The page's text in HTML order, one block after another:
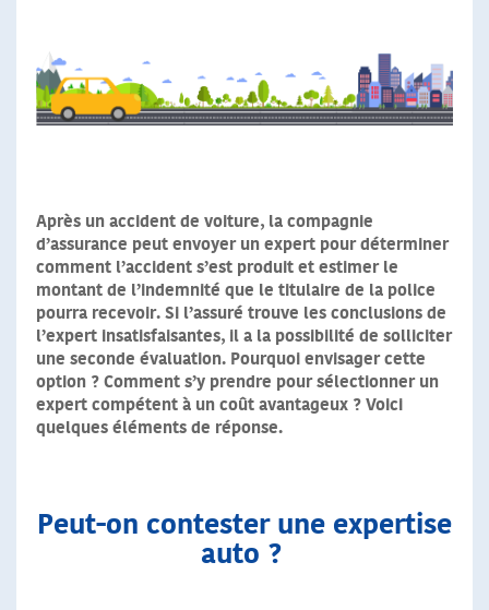
Après un accident de voiture, la compagnie
d’assurance peut envoyer un expert pour déterminer
comment l’accident s’est produit et estimer le
montant de l’indemnité que le titulaire de la police
pourra recevoir. Si l’assuré trouve les conclusions de
l’expert insatisfaisantes, il a la possibilité de solliciter
une seconde évaluation. Pourquoi envisager cette
option ? Comment s’y prendre pour sélectionner un
expert compétent à un coût avantageux ? Voici
quelques éléments de réponse.
Peut-on contester une expertise
auto ?